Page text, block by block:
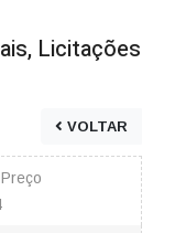
Licitações
VOLTAR